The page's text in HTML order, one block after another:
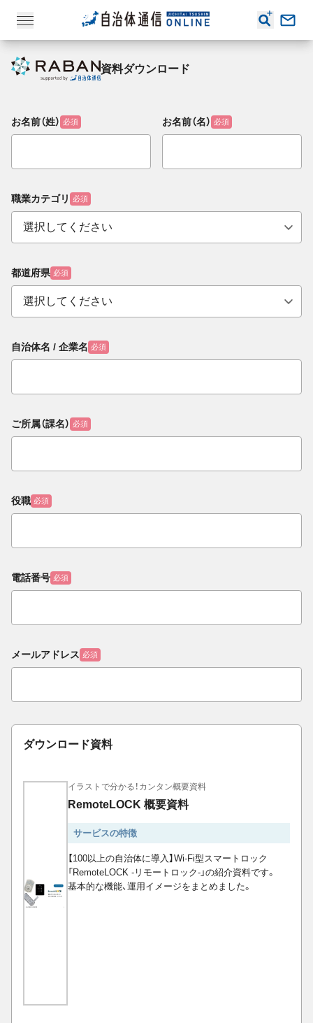
資料ダウンロード
お名前（姓） 必須 お名前（名） 必須
職業カテゴリ 必須
都道府県 必須
自治体名 / 企業名 必須
ご所属（課名） 必須
役職 必須
電話番号 必須
メールアドレス 必須
ダウンロード資料
イラストで分かる！カンタン概要資料
RemoteLOCK 概要資料
サービスの特徴
【100以上の自治体に導入】Wi-Fi型スマートロック
「RemoteLOCK -リモートロック-」の紹介資料です。
基本的な機能、運用イメージをまとめました。